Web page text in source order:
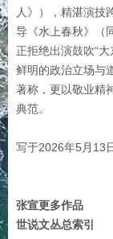
人》），精湛演技
导《水上春秋》（
正拒绝出演鼓吹“
鲜明的政治立场与
著称，更以敬业精
典范。
写于2026年5月13
张宣更多作品
世说文丛总索引